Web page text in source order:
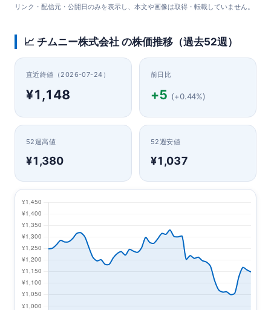
リンク・配信元・公開日のみを表示し、本文や画像は取得・転載していません。
📈 チムニー株式会社 の株価推移（過去52週）
直近終値（2026-07-24）
¥1,148
前日比
+5 (+0.44%)
52週高値
¥1,380
52週安値
¥1,037